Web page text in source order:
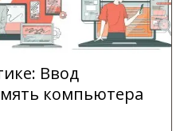
Ввод
компьютера